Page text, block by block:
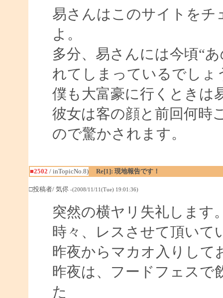
易さんはこのサイトを
よ。
多分、易さんには今頃“
れてしまっているでしょ
僕も大富豪に行くときは
彼女は客の顔と前回何時
ので驚かされます。
■2502 / inTopicNo.8) Re[1]: 現地報告です！
□投稿者/ 気侭 -(2008/11/11(Tue) 19:01:36)
突然の横ヤリ失礼します
時々、レスさせて頂いて
昨夜からマカオ入りして
昨夜は、フードフェスで
た